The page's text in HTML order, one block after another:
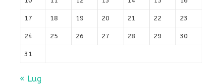
17 18 19 20 21 22 23
24 25 26 27 28 29 30
31
« Lug